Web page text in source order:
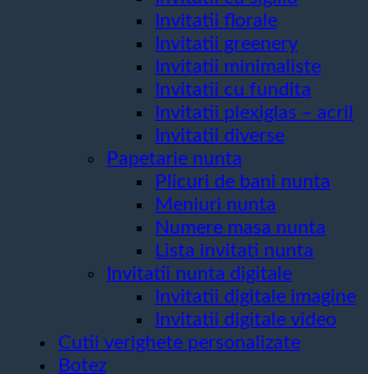
Invitatii florale
Invitatii greenery
Invitatii minimaliste
Invitatii cu fundita
Invitatii plexiglas – acril
Invitatii diverse
Papetarie nunta
Plicuri de bani nunta
Meniuri nunta
Numere masa nunta
Lista invitati nunta
Invitatii nunta digitale
Invitatii digitale imagine
Invitatii digitale video
Cutii verighete personalizate
Botez